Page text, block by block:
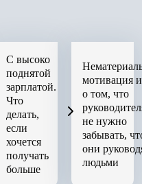
С высоко
поднятой
зарплатой.
Что
делать,
если
хочется
получать
больше
мотивация
о том, что
не нужно
забывать,
они
людьми